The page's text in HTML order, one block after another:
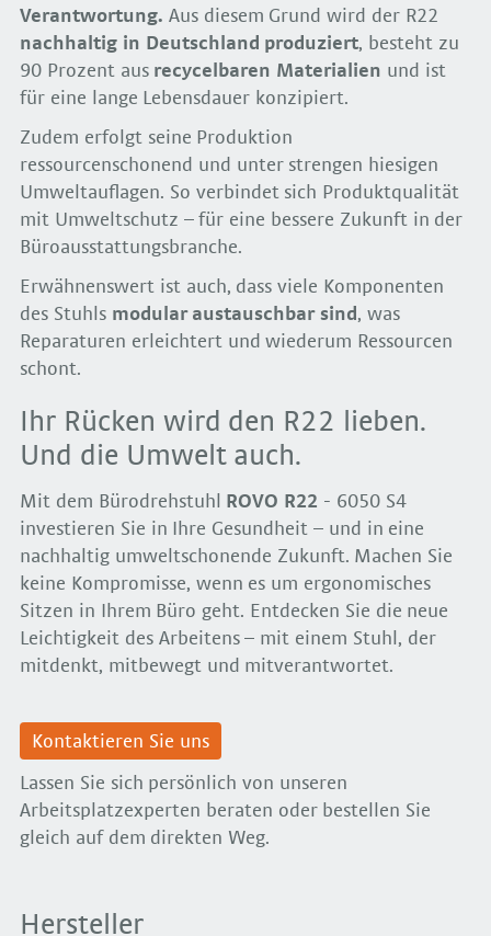
Verantwortung. Aus diesem Grund wird der R22
nachhaltig in Deutschland produziert, besteht zu
90 Prozent aus recycelbaren Materialien und ist
für eine lange Lebensdauer konzipiert.
Zudem erfolgt seine Produktion
ressourcenschonend und unter strengen hiesigen
Umweltauflagen. So verbindet sich Produktqualität
mit Umweltschutz – für eine bessere Zukunft in der
Büroausstattungsbranche.
Erwähnenswert ist auch, dass viele Komponenten
des Stuhls modular austauschbarsind , was
Reparaturen erleichtert und wiederum Ressourcen
schont.
Ihr Rücken wird den R22 lieben.
Und die Umwelt auch.
Mit dem Bürodrehstuhl ROVO R22 - 6050 S4
investieren Sie in Ihre Gesundheit – und in eine
nachhaltig umweltschonende Zukunft. Machen Sie
keine Kompromisse, wenn es um ergonomisches
Sitzen in Ihrem Büro geht. Entdecken Sie die neue
Leichtigkeit des Arbeitens – mit einem Stuhl, der
mitdenkt, mitbewegt und mitverantwortet.
Kontaktieren Sie uns
Lassen Sie sich persönlich von unseren
Arbeitsplatzexperten beraten oder bestellen Sie
gleich auf dem direkten Weg.
Hersteller